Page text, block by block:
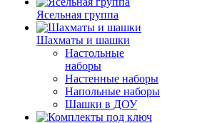
Ясельная группа
Шахматы и шашки
Настольные
наборы
Настенные наборы
Напольные наборы
Шашки в ДОУ